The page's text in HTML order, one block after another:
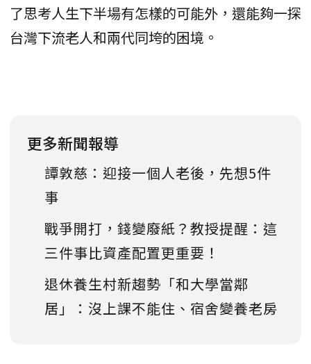
了思考人生下半場有怎樣的可能外，還能夠一探
台灣下流老人和兩代同垮的困境。
更多新聞報導
譚敦慈：迎接一個人老後，先想5件
事
戰爭開打，錢變廢紙？教授提醒：這
三件事比資產配置更重要！
退休養生村新趨勢「和大學當鄰
居」：沒上課不能住、宿舍變養老房